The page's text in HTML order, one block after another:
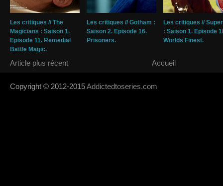
Les critiques // The
Magicians : Saison 1.
Episode 11. Remedial
Battle Magic.
Les critiques // Gotham :
Saison 2. Episode 16.
Prisoners.
Les critiques //
: Saison 1. Episode
Worlds Finest.
Article plus récent Accueil
Copyright © 2012-2015Addictedtoseries.com